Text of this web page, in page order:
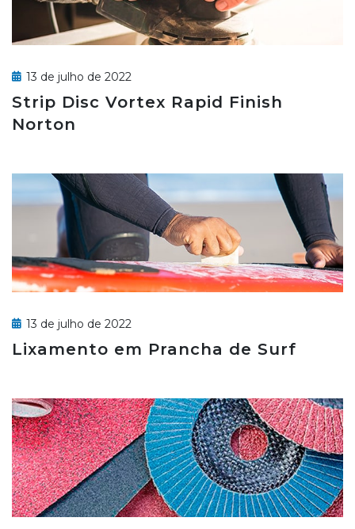
13 de julho de 2022
Strip Disc Vortex Rapid Finish
Norton
13 de julho de 2022
Lixamento em Prancha de Surf